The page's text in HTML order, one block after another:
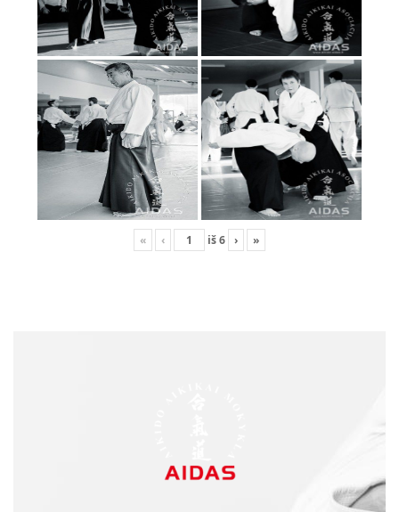
« ‹ iš6 › »